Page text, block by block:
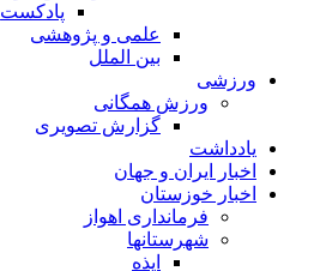
پادکست
علمی و پژوهشی
بین الملل
ورزشی
ورزش همگانی
گزارش تصویری
یادداشت
اخبار ایران و جهان
اخبار خوزستان
فرمانداری اهواز
شهرستانها
ایذه